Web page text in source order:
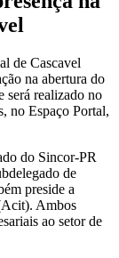
de Cascavel
na abertura do
será realizado no
no Espaço Portal,
do Sincor-PR
de
preside a
Ambos
ao setor de